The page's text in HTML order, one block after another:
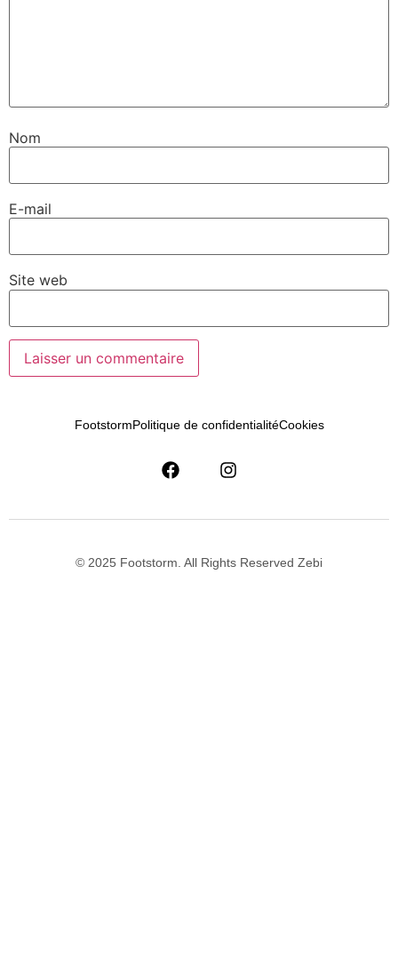
Nom
E-mail
Site web
FootstormPolitique de confidentialitéCookies
© 2025 Footstorm. All Rights Reserved Zebi